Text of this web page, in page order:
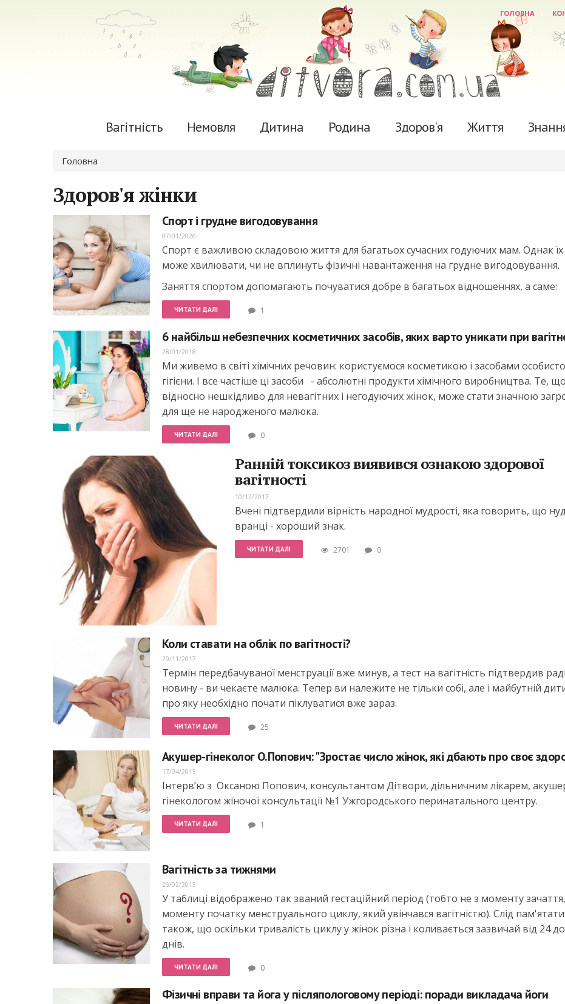
ГОЛОВНА
Вагітність Немовля Дитина Родина Здоров'я Життя
Ви є тут
Головна
Здоров'я жінки
Спорт і грудне вигодовування
07/01/2026
Спорт є важливою складовою життя для багатьох сучасних годуючих мам. Однак їх
може хвилювати, чи не вплинуть фізичні навантаження на грудне вигодовування.
Заняття спортом допомагають почуватися добре в багатьох відношеннях, а саме:
ЧИТАТИ ДАЛІ 1
6 найбільш небезпечних косметичних засобів, яких варто уникати при
28/01/2018
Ми живемо в світі хімічних речовин: користуємося косметикою і засобами
гігієни. І все частіше ці засоби - абсолютні продукти хімічного виробництва. Те, що
відносно нешкідливо для невагітних і негодуючих жінок, може стати значною
для ще не народженого малюка.
ЧИТАТИ ДАЛІ 0
Ранній токсикоз виявився ознакою здорової
вагітності
10/12/2017
Вчені підтвердили вірність народної мудрості, яка говорить, що
вранці - хороший знак.
ЧИТАТИ ДАЛІ 2701 0
Коли ставати на облік по вагітності?
29/11/2017
Термін передбачуваної менструації вже минув, а тест на вагітність підтвердив
новину - ви чекаєте малюка. Тепер ви належите не тільки собі, але і майбутній
про яку необхідно почати піклуватися вже зараз.
ЧИТАТИ ДАЛІ 25
Акушер-гінеколог О.Попович: "Зростає число жінок, які дбають про своє
17/04/2015
Інтерв’ю з Оксаною Попович, консультантом Дітвори, дільничним лікарем,
гінекологом жіночої консультації №1 Ужгородського перинатального центру.
ЧИТАТИ ДАЛІ 1
Вагітність за тижнями
26/02/2015
У таблиці відображено так званий гестаційний період (тобто не з моменту
моменту початку менструального циклу, який увінчався вагітністю). Слід пам'ятати
також, що оскільки тривалість циклу у жінок різна і коливається зазвичай від 24
днів.
ЧИТАТИ ДАЛІ 0
Фізичні вправи та йога у післяпологовому періоді: поради викладача йоги